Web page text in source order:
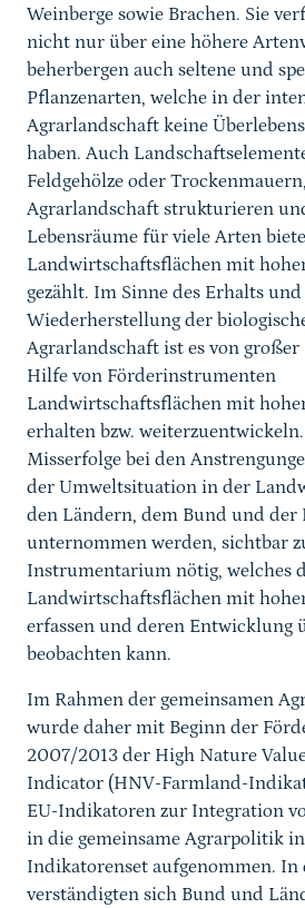
Weinberge sowie Brachen. Sie
nicht nur über eine höhere
beherbergen auch seltene und
Pflanzenarten, welche in der
Agrarlandschaft keine
haben. Auch
Feldgehölze oder
Agrarlandschaft strukturieren
Lebensräume für viele Arten
Landwirtschaftsflächen mit
gezählt. Im Sinne des Erhalts
Wiederherstellung der
Agrarlandschaft ist es von
Hilfe von Förderinstrumenten
Landwirtschaftsflächen mit
erhalten bzw.
Misserfolge bei den
der Umweltsituation in der
den Ländern, dem Bund und der
unternommen werden, sichtbar
Instrumentarium nötig, welches
Landwirtschaftsflächen mit
erfassen und deren Entwicklung
beobachten kann.
Im Rahmen der gemeinsamen
wurde daher mit Beginn der
2007/2013 der High Nature
Indicator (HNV-Farmland-
EU-Indikatoren zur Integration
in die gemeinsame Agrarpolitik
Indikatorenset aufgenommen. In
verständigten sich Bund und